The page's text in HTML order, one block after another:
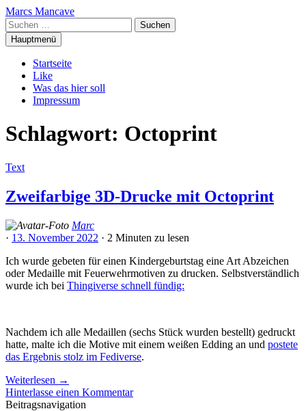
Zum
Inhalt
springen
Marcs Mancave
Suchen
nach:
Hauptmenü
Startseite
Like
Was das hier soll
Impressum
Schlagwort: Octoprint
Text
Zweifarbige 3D-Drucke mit Octoprint
Marc
· 13. November 2022 · 2 Minuten zu lesen
Ich wurde gebeten für einen Kindergeburtstag eine Art Abzeichen
oder Medaille mit Feuerwehrmotiven zu drucken. Selbstverständlich
wurde ich bei Thingiverse schnell fündig:
Nachdem ich alle Medaillen (sechs Stück wurden bestellt) gedruckt
hatte, malte ich die Motive mit einem weißen Edding an und postete
das Ergebnis stolz im Fediverse.
Weiterlesen →
Hinterlasse einen Kommentar
Beitragsnavigation